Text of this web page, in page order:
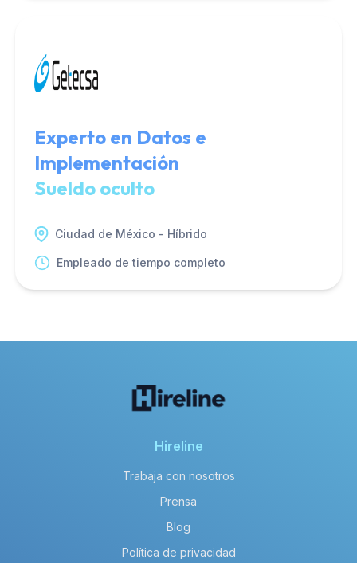
Experto en Datos e
Implementación
Sueldo oculto
Ciudad de México - Híbrido
Empleado de tiempo completo
Hireline
Trabaja con nosotros
Prensa
Blog
Política de privacidad